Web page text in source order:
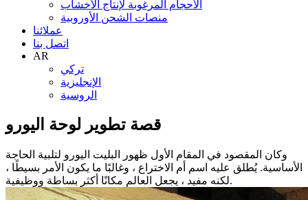
الأحجام المرغوبة لإنتاج الأخشاب
منصات الشحن الأوروبية
عملائنا
اتصل بنا
AR
تركي
الإنجليزية
الروسية
قصة تطوير لوحة اليورو
وكان المقصود في المقام الأول ظهور البليت اليورو لتلبية الحاجة
الأساسية. يُطلق عليه اسم أم الاختراع ، وغالبًا ما يكون الأمر بسيطًا ،
لكنه مفيد ، يجعل العالم مكانًا أكثر بساطة ووظيفية.